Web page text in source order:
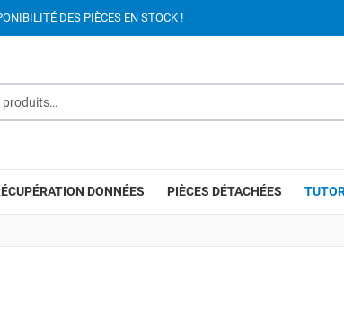
DES PIÈCES EN STOCK !
DONNÉES PIÈCES DÉTACHÉES